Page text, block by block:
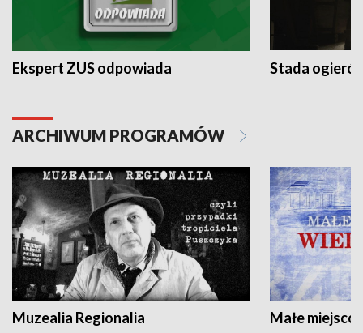
Ekspert ZUS odpowiada Stada
ARCHIWUM PROGRAMÓW
Muzealia Regionalia Małe